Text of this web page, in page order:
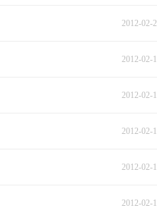
2012-02-
2012-02-
2012-02-
2012-02-
2012-02-
2012-02-